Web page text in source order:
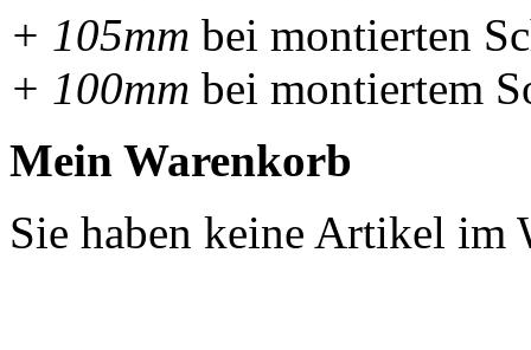
+ 105mm bei montierten
+ 100mm bei montiertem
Mein Warenkorb
Sie haben keine Artikel im